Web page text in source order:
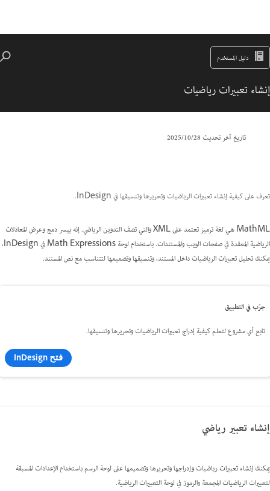
دليل المستخدم
إنشاء تعبيرات رياضيات
تاريخ آخر تحديث28‏/10‏/2025
تعرف على كيفية إنشاء تعبيرات الرياضيات وتحريرها وتنسيقها في InDesign.
MathML هي لغة ترميز تعتمد على XML والتي تصف التدوين الرياضي. إنه ييسر دمج وعرض المعادلات
الرياضية المعقدة في صفحات الويب والمستندات. باستخدام لوحة Math Expressions في InDesign،
يمكنك تحليل تعبيرات الرياضيات داخل المستند، وتنسيقها وتصميمها لتتناسب مع نص المستند.
جرّب في التطبيق
تابع أي مشروع لتعلم كيفية إدراج تعبيرات الرياضيات وتحريرها وتنسيقها.
فتح InDesign
إنشاء تعبير رياضي
يمكنك إنشاء تعبيرات رياضيات وإدراجها وتحريرها وتصميمها على لوحة الرسم باستخدام الإعدادات المسبقة
لتعبيرات الرياضيات المجمعة والرموز في لوحة التعبيرات الرياضية.